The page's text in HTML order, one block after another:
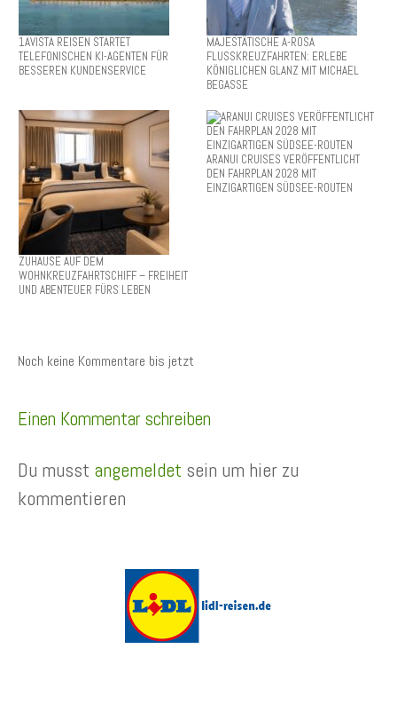
1AVISTA REISEN STARTET
TELEFONISCHEN KI-AGENTEN FÜR
BESSEREN KUNDENSERVICE
MAJESTÄTISCHE A-ROSA
FLUSSKREUZFAHRTEN: ERLEBE
KÖNIGLICHEN GLANZ MIT MICHAEL
BEGASSE
ZUHAUSE AUF DEM
WOHNKREUZFAHRTSCHIFF – FREIHEIT
UND ABENTEUER FÜRS LEBEN
ARANUI CRUISES VERÖFFENTLICHT
DEN FAHRPLAN 2028 MIT
EINZIGARTIGEN SÜDSEE-ROUTEN
Noch keine Kommentare bis jetzt
Einen Kommentar schreiben
Du musst angemeldet sein um hier zu
kommentieren